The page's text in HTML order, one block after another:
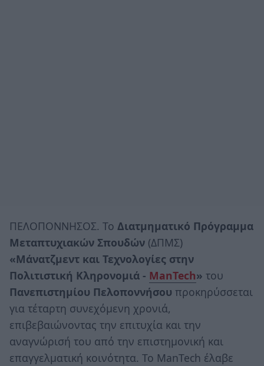
ΠΕΛΟΠΟΝΝΗΣΟΣ. Το Διατμηματικό Πρόγραμμα
Μεταπτυχιακών Σπουδών (ΔΠΜΣ)
«Μάνατζμεντ και Τεχνολογίες στην
Πολιτιστική Κληρονομιά - ManTech» του
Πανεπιστημίου Πελοποννήσου προκηρύσσεται
για τέταρτη συνεχόμενη χρονιά,
επιβεβαιώνοντας την επιτυχία και την
αναγνώρισή του από την επιστημονική και
επαγγελματική κοινότητα. Το ManTech έλαβε